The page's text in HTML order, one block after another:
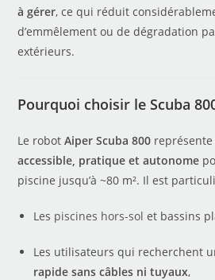
à gérer, ce qui réduit
d’emmêlement ou de dégradation
extérieurs.
Pourquoi choisir le Scuba
Le robotAiper Scuba 800
accessible, pratique et autonome
piscine jusqu’à ~80 m². Il est
Les piscines hors-sol et bassins
Les utilisateurs qui recherchent
rapide sans câbles ni tuyaux,